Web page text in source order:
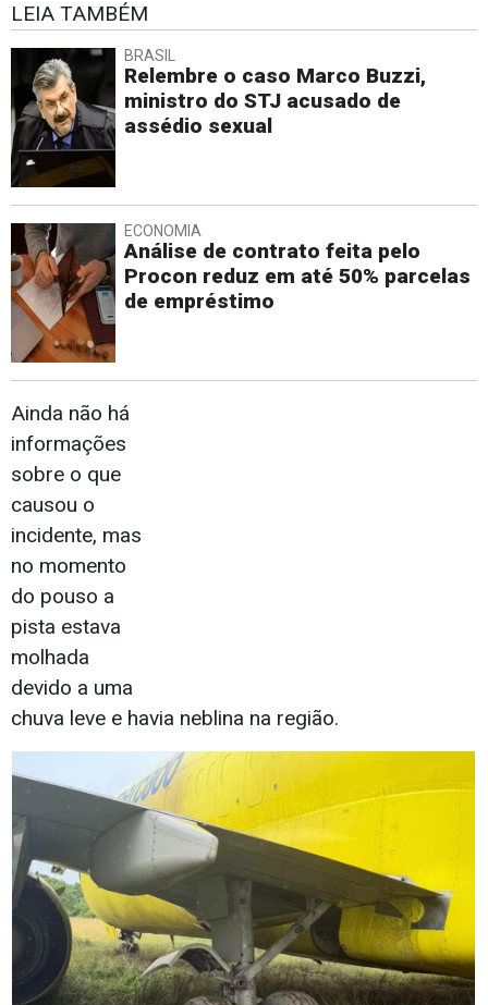
LEIA TAMBÉM
BRASIL
Relembre o caso Marco Buzzi,
ministro do STJ acusado de
assédio sexual
ECONOMIA
Análise de contrato feita pelo
Procon reduz em até 50% parcelas
de empréstimo
Ainda não há
informações
sobre o que
causou o
incidente, mas
no momento
do pouso a
pista estava
molhada
devido a uma
chuva leve e havia neblina na região.